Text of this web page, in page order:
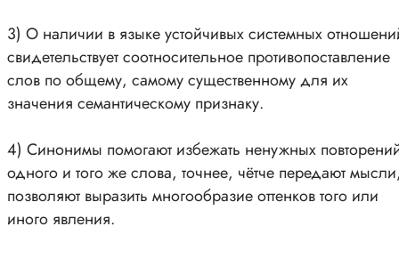
3) О наличии в языке устойчивых системных
свидетельствует соотносительное противопоставление
слов по общему, самому существенному для их
значения семантическому признаку.
4) Синонимы помогают избежать ненужных
одного и того же слова, точнее, чётче передают
позволяют выразить многообразие оттенков того или
иного явления.